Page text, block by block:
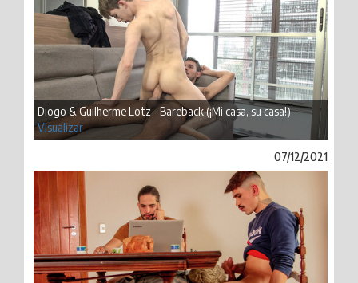
Diogo & Guilherme Lotz - Bareback (¡Mi casa, su casa!) -
Visualizar
07/12/2021